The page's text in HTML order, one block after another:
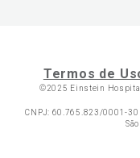
Termos de
©2025 Einstein
CNPJ: 60.765.823/0001-